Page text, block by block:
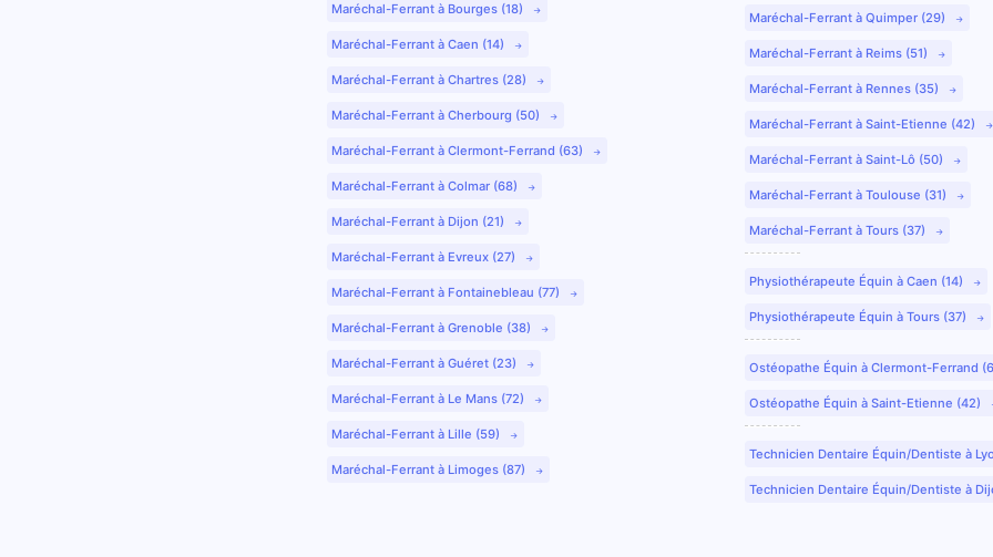
Maréchal-Ferrant à Bourges (18)
Maréchal-Ferrant à Caen (14)
Maréchal-Ferrant à Chartres (28)
Maréchal-Ferrant à Cherbourg (50)
Maréchal-Ferrant à Clermont-Ferrand (63)
Maréchal-Ferrant à Colmar (68)
Maréchal-Ferrant à Dijon (21)
Maréchal-Ferrant à Evreux (27)
Maréchal-Ferrant à Fontainebleau (77)
Maréchal-Ferrant à Grenoble (38)
Maréchal-Ferrant à Guéret (23)
Maréchal-Ferrant à Le Mans (72)
Maréchal-Ferrant à Lille (59)
Maréchal-Ferrant à Limoges (87)
Maréchal-Ferrant à Quimper (29)
Maréchal-Ferrant à Reims (51)
Maréchal-Ferrant à Rennes (35)
Maréchal-Ferrant à Saint-Etienne (42)
Maréchal-Ferrant à Saint-Lô (50)
Maréchal-Ferrant à Toulouse (31)
Maréchal-Ferrant à Tours (37)
Physiothérapeute Équin à Caen (14)
Physiothérapeute Équin à Tours (37)
Ostéopathe Équin à Clermont-Ferrand
Ostéopathe Équin à Saint-Etienne (42)
Technicien Dentaire Équin/Dentiste à
Technicien Dentaire Équin/Dentiste à